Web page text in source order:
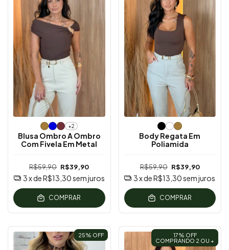
+2
Blusa Ombro A Ombro
Com Fivela Em Metal
R$59,90 R$39,90
3x deR$13,30sem juros
COMPRAR
Body Regata Em
Poliamida
R$59,90 R$39,90
3x deR$13,30sem juros
COMPRAR
25% OFF
17% OFF
COMPRANDO 2 OU +